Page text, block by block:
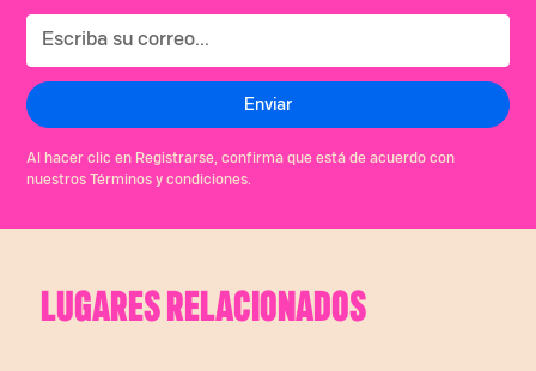
Al hacer clic en Registrarse, confirma que está de acuerdo con
nuestros Términos y condiciones.
LUGARES RELACIONADOS